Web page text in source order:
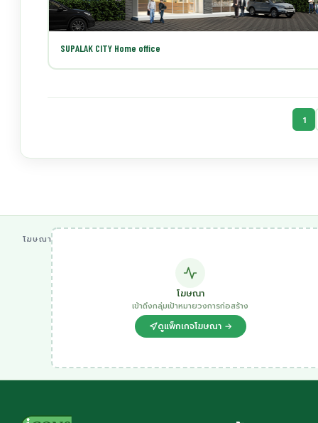
SUPALAK CITY Home office
1
โฆษณา
โฆษณา
เข้าถึงกลุ่มเป้าหมายวงการก่อสร้าง
ดูแพ็กเกจโฆษณา →